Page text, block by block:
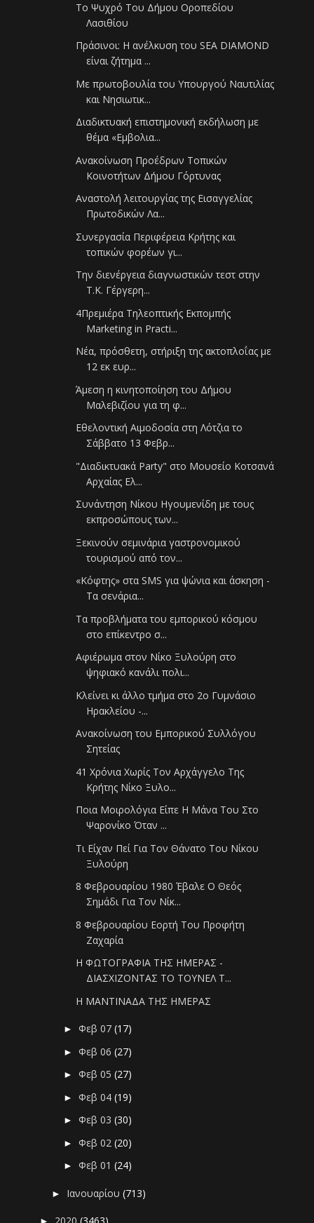
Το Ψυχρό Του Δήμου Οροπεδίου
Λασιθίου
Πράσινοι: Η ανέλκυση του SEA DIAMOND
είναι ζήτημα ...
Με πρωτοβουλία του Υπουργού Ναυτιλίας
και Νησιωτικ...
Διαδικτυακή επιστημονική εκδήλωση με
θέμα «Εμβολια...
Ανακοίνωση Προέδρων Τοπικών
Κοινοτήτων Δήμου Γόρτυνας
Αναστολή λειτουργίας της Εισαγγελίας
Πρωτοδικών Λα...
Συνεργασία Περιφέρεια Κρήτης και
τοπικών φορέων γι...
Την διενέργεια διαγνωστικών τεστ στην
Τ.Κ. Γέργερη...
4Πρεμιέρα Τηλεοπτικής Εκπομπής
Marketing in Practi...
Νέα, πρόσθετη, στήριξη της ακτοπλοΐας με
12 εκ ευρ...
Άμεση η κινητοποίηση του Δήμου
Μαλεβιζίου για τη φ...
Εθελοντική Αιμοδοσία στη Λότζια το
Σάββατο 13 Φεβρ...
"Διαδικτυακά Party" στο Μουσείο Κοτσανά
Αρχαίας Ελ...
Συνάντηση Νίκου Ηγουμενίδη με τους
εκπροσώπους των...
Ξεκινούν σεμινάρια γαστρονομικού
τουρισμού από τον...
«Κόφτης» στα SMS για ψώνια και άσκηση -
Τα σενάρια...
Τα προβλήματα του εμπορικού κόσμου
στο επίκεντρο σ...
Αφιέρωμα στον Νίκο Ξυλούρη στο
ψηφιακό κανάλι πολι...
Κλείνει κι άλλο τμήμα στο 2ο Γυμνάσιο
Ηρακλείου -...
Ανακοίνωση του Εμπορικού Συλλόγου
Σητείας
41 Χρόνια Χωρίς Τον Αρχάγγελο Της
Κρήτης Νίκο Ξυλο...
Ποια Μοιρολόγια Είπε Η Μάνα Του Στο
Ψαρονίκο Όταν ...
Τι Είχαν Πεί Για Τον Θάνατο Του Νίκου
Ξυλούρη
8 Φεβρουαρίου 1980 Έβαλε Ο Θεός
Σημάδι Για Τον Νίκ...
8 Φεβρουαρίου Εορτή Του Προφήτη
Ζαχαρία
Η ΦΩΤΟΓΡΑΦΙΑ ΤΗΣ ΗΜΕΡΑΣ -
ΔΙΑΣΧΙΖΟΝΤΑΣ ΤΟ ΤΟΥΝΕΛ Τ...
Η ΜΑΝΤΙΝΑΔΑ ΤΗΣ ΗΜΕΡΑΣ
►Φεβ 07(17)
►Φεβ 06(27)
►Φεβ 05(27)
►Φεβ 04(19)
►Φεβ 03(30)
►Φεβ 02(20)
►Φεβ 01(24)
► Ιανουαρίου(713)